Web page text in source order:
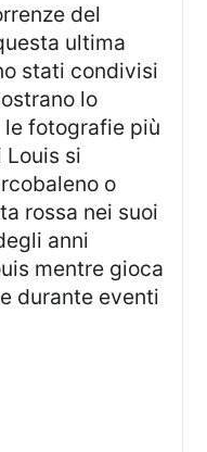
ultima
stati condivisi
lo
fotografie più
Louis si
o
rossa nei suoi
anni
mentre gioca
durante eventi